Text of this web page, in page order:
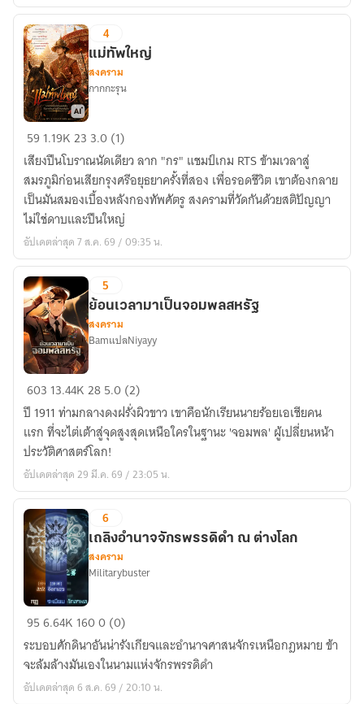
แม่ทัพ
ใหญ่
4
แม่ทัพใหญ่
สงคราม
กากกะรุน
59 1.19K23 3.0 (1)
เสียงปืนโบราณนัดเดียว ลาก "กร" แชมป์เกม RTS ข้ามเวลาสู่
สมรภูมิก่อนเสียกรุงศรีอยุธยาครั้งที่สอง เพื่อรอดชีวิต เขาต้องกลาย
เป็นมันสมองเบื้องหลังกองทัพศัตรู สงครามที่วัดกันด้วยสติปัญญา
ไม่ใช่ดาบและปืนใหญ่
อัปเดตล่าสุด 7 ส.ค. 69 / 09:35 น.
ย้อน
เวลา
มา
เป็น
จอมพล
สหรัฐ
5
ย้อนเวลามาเป็นจอมพลสหรัฐ
สงคราม
BamแปลNiyayy
603 13.44K285.0 (2)
ปี 1911 ท่ามกลางดงฝรั่งผิวขาว เขาคือนักเรียนนายร้อยเอเชียคน
แรก ที่จะไต่เต้าสู่จุดสูงสุดเหนือใครในฐานะ 'จอมพล' ผู้เปลี่ยนหน้า
ประวัติศาสตร์โลก!
อัปเดตล่าสุด 29 มี.ค. 69 / 23:05 น.
เถลิง
อำนาจ
จักรพรรดิ
ดำ
ณ
6
เถลิงอำนาจจักรพรรดิดำ ณ ต่างโลก
สงคราม
Militarybuster
956.64K 1600 (0)
ระบอบศักดินาอันน่ารังเกียจและอำนาจศาสนจักรเหนือกฎหมาย ข้า
จะล้มล้างมันเองในนามแห่งจักรพรรดิดำ
อัปเดตล่าสุด 6 ส.ค. 69 / 20:10 น.